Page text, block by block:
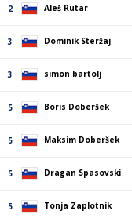
2 Aleš Rutar
3 Dominik Steržaj
3 simon bartolj
5 Boris Doberšek
5 Maksim Doberšek
5 Dragan Spasovski
5 Tonja Zaplotnik